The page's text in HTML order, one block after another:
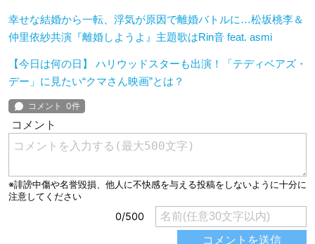
幸せな結婚から一転、浮気が原因で離婚バトルに…松坂桃李＆
仲里依紗共演『離婚しようよ』主題歌はRin音 feat. asmi
【今日は何の日】 ハリウッドスターも出演！「テディベアズ・
デー」に見たい“クマさん映画”とは？